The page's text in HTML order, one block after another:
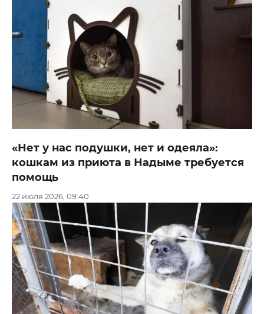
«Нет у нас подушки, нет и одеяла»:
кошкам из приюта в Надыме требуется
помощь
22 июля 2026, 09:40